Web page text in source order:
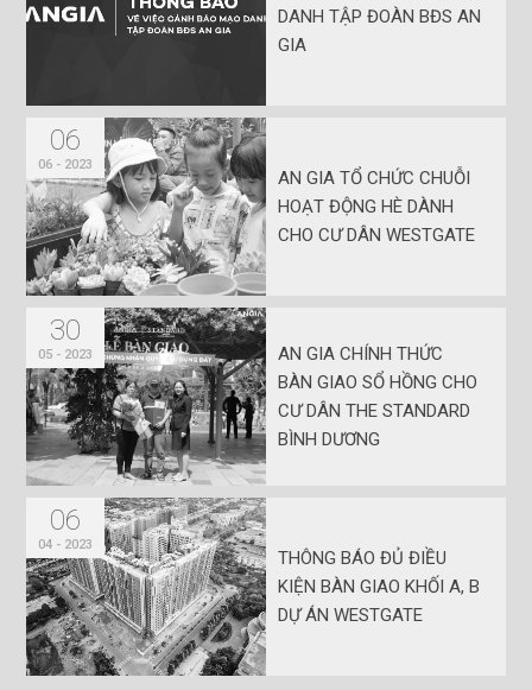
DANH TẬP ĐOÀN BĐS AN
GIA
06
06 - 2023
AN GIA TỔ CHỨC CHUỖI
HOẠT ĐỘNG HÈ DÀNH
CHO CƯ DÂN WESTGATE
30
05 - 2023
AN GIA CHÍNH THỨC
BÀN GIAO SỔ HỒNG CHO
CƯ DÂN THE STANDARD
BÌNH DƯƠNG
06
04 - 2023
THÔNG BÁO ĐỦ ĐIỀU
KIỆN BÀN GIAO KHỐI A, B
DỰ ÁN WESTGATE